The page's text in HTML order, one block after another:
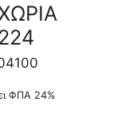
ΦΠΑ 24%